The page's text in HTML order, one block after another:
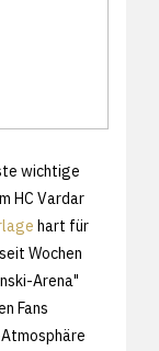
wichtige
HC Vardar
hart für
Wochen
Arena"
Fans